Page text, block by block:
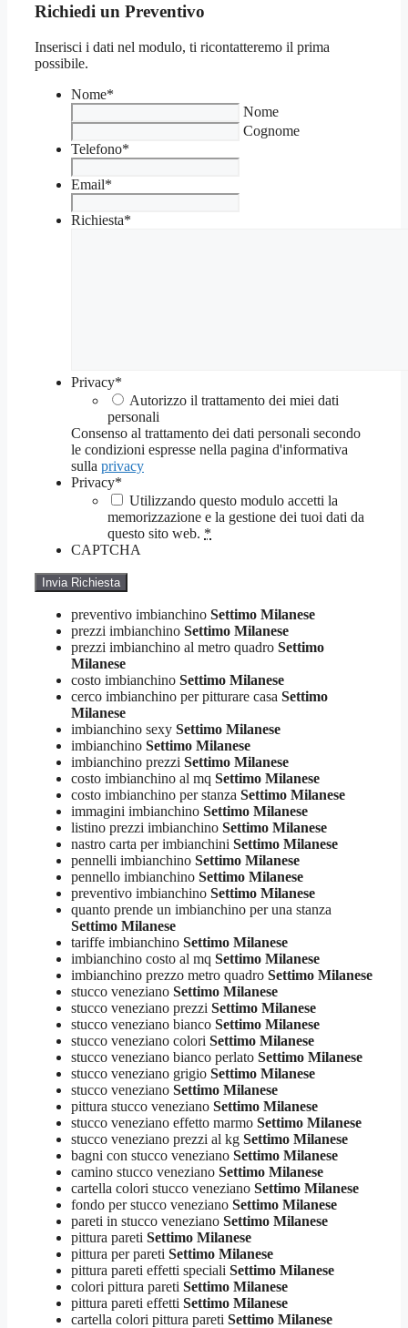
Richiedi un Preventivo
Inserisci i dati nel modulo, ti ricontatteremo il prima
possibile.
Nome*
Nome
Cognome
Telefono*
Email*
Richiesta*
Privacy*
Autorizzo il trattamento dei miei dati
personali
Consenso al trattamento dei dati personali secondo
le condizioni espresse nella pagina d'informativa
sulla privacy
Privacy*
Utilizzando questo modulo accetti la
memorizzazione e la gestione dei tuoi dati da
questo sito web. *
CAPTCHA
preventivo imbianchino Settimo Milanese
prezzi imbianchino Settimo Milanese
prezzi imbianchino al metro quadro Settimo
Milanese
costo imbianchino Settimo Milanese
cerco imbianchino per pitturare casa Settimo
Milanese
imbianchino sexy Settimo Milanese
imbianchino Settimo Milanese
imbianchino prezzi Settimo Milanese
costo imbianchino al mq Settimo Milanese
costo imbianchino per stanza Settimo Milanese
immagini imbianchino Settimo Milanese
listino prezzi imbianchino Settimo Milanese
nastro carta per imbianchini Settimo Milanese
pennelli imbianchino Settimo Milanese
pennello imbianchino Settimo Milanese
preventivo imbianchino Settimo Milanese
quanto prende un imbianchino per una stanza
Settimo Milanese
tariffe imbianchino Settimo Milanese
imbianchino costo al mq Settimo Milanese
imbianchino prezzo metro quadro Settimo Milanese
stucco veneziano Settimo Milanese
stucco veneziano prezzi Settimo Milanese
stucco veneziano bianco Settimo Milanese
stucco veneziano colori Settimo Milanese
stucco veneziano bianco perlato Settimo Milanese
stucco veneziano grigio Settimo Milanese
stucco veneziano Settimo Milanese
pittura stucco veneziano Settimo Milanese
stucco veneziano effetto marmo Settimo Milanese
stucco veneziano prezzi al kg Settimo Milanese
bagni con stucco veneziano Settimo Milanese
camino stucco veneziano Settimo Milanese
cartella colori stucco veneziano Settimo Milanese
fondo per stucco veneziano Settimo Milanese
pareti in stucco veneziano Settimo Milanese
pittura pareti Settimo Milanese
pittura per pareti Settimo Milanese
pittura pareti effetti speciali Settimo Milanese
colori pittura pareti Settimo Milanese
pittura pareti effetti Settimo Milanese
cartella colori pittura pareti Settimo Milanese